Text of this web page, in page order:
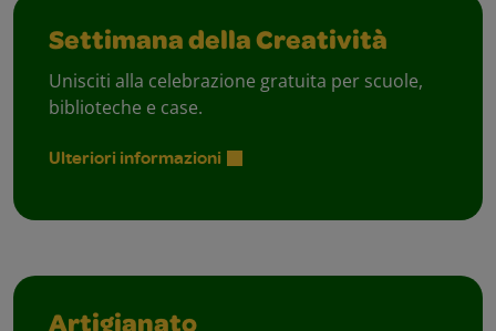
Settimana della Creatività
Unisciti alla celebrazione gratuita per scuole,
biblioteche e case.
Ulteriori informazioni